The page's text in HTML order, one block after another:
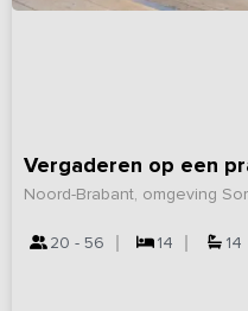
Vergaderen op een
Noord-Brabant, omgeving
20 - 56 14 14